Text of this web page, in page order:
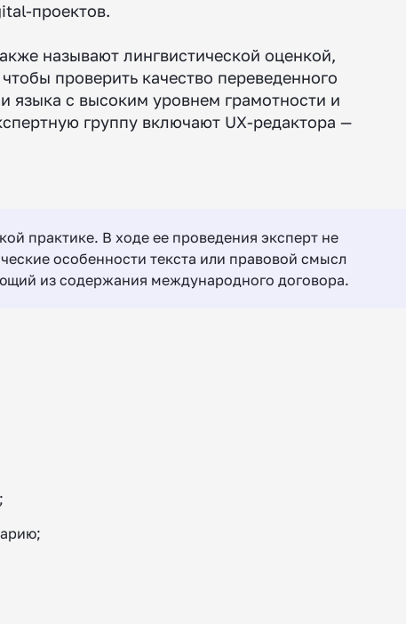
проектов.
называют лингвистической оценкой,
проверить качество переведенного
языка с высоким уровнем грамотности и
группу включают UX-редактора —
практике. В ходе ее проведения эксперт не
особенности текста или правовой смысл
из содержания международного договора.